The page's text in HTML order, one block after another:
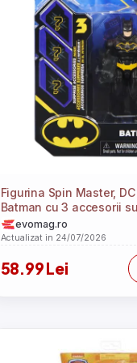
Figurina Spin Master, DC
Batman cu 3 accesorii
evomag.ro
Actualizat in 24/07/2026
58.99 Lei